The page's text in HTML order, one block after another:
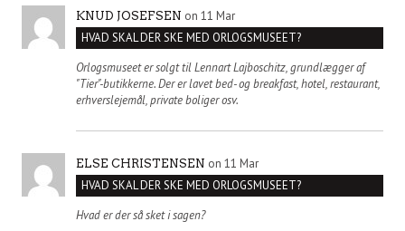
KNUD JOSEFSEN on 11 Mar
HVAD SKAL DER SKE MED ORLOGSMUSEET?
Orlogsmuseet er solgt til Lennart Lajboschitz, grundlægger af
"Tier"-butikkerne. Der er lavet bed- og breakfast, hotel, restaurant,
erhverslejemål, private boliger osv.
ELSE CHRISTENSEN on 11 Mar
HVAD SKAL DER SKE MED ORLOGSMUSEET?
Hvad er der så sket i sagen?